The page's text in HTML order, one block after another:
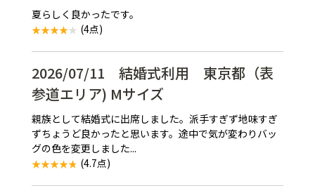
夏らしく良かったです。
(4点)
2026/07/11 結婚式利用 東京都（表
参道エリア) Mサイズ
親族として結婚式に出席しました。派手すぎず地味すぎ
ずちょうど良かったと思います。途中で気が変わりバッ
グの色を変更しました...
(4.7点)